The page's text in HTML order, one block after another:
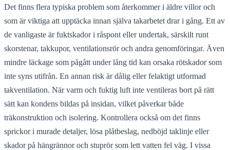
Det finns flera typiska problem som återkommer i äldre villor och
som är viktiga att upptäcka innan själva takarbetet drar i gång. Ett av
de vanligaste är fuktskador i råspont eller undertak, särskilt runt
skorstenar, takkupor, ventilationsrör och andra genomföringar. Även
mindre läckage som pågått under lång tid kan orsaka rötskador som
inte syns utifrån. En annan risk är dålig eller felaktigt utformad
takventilation. När varm och fuktig luft inte ventileras bort på rätt
sätt kan kondens bildas på insidan, vilket påverkar både
träkonstruktion och isolering. Kontrollera också om det finns
sprickor i murade detaljer, lösa plåtbeslag, nedböjd taklinje eller
skador på hängrännor och stuprör som lett vatten fel väg. I vissa